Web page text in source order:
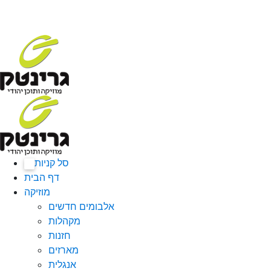
סל קניות
דף הבית
מוזיקה
אלבומים חדשים
מקהלות
חזנות
מארזים
אנגלית